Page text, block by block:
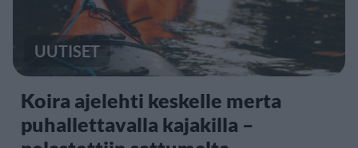
UUTISET
Koira ajelehti keskelle merta
puhallettavalla kajakilla –